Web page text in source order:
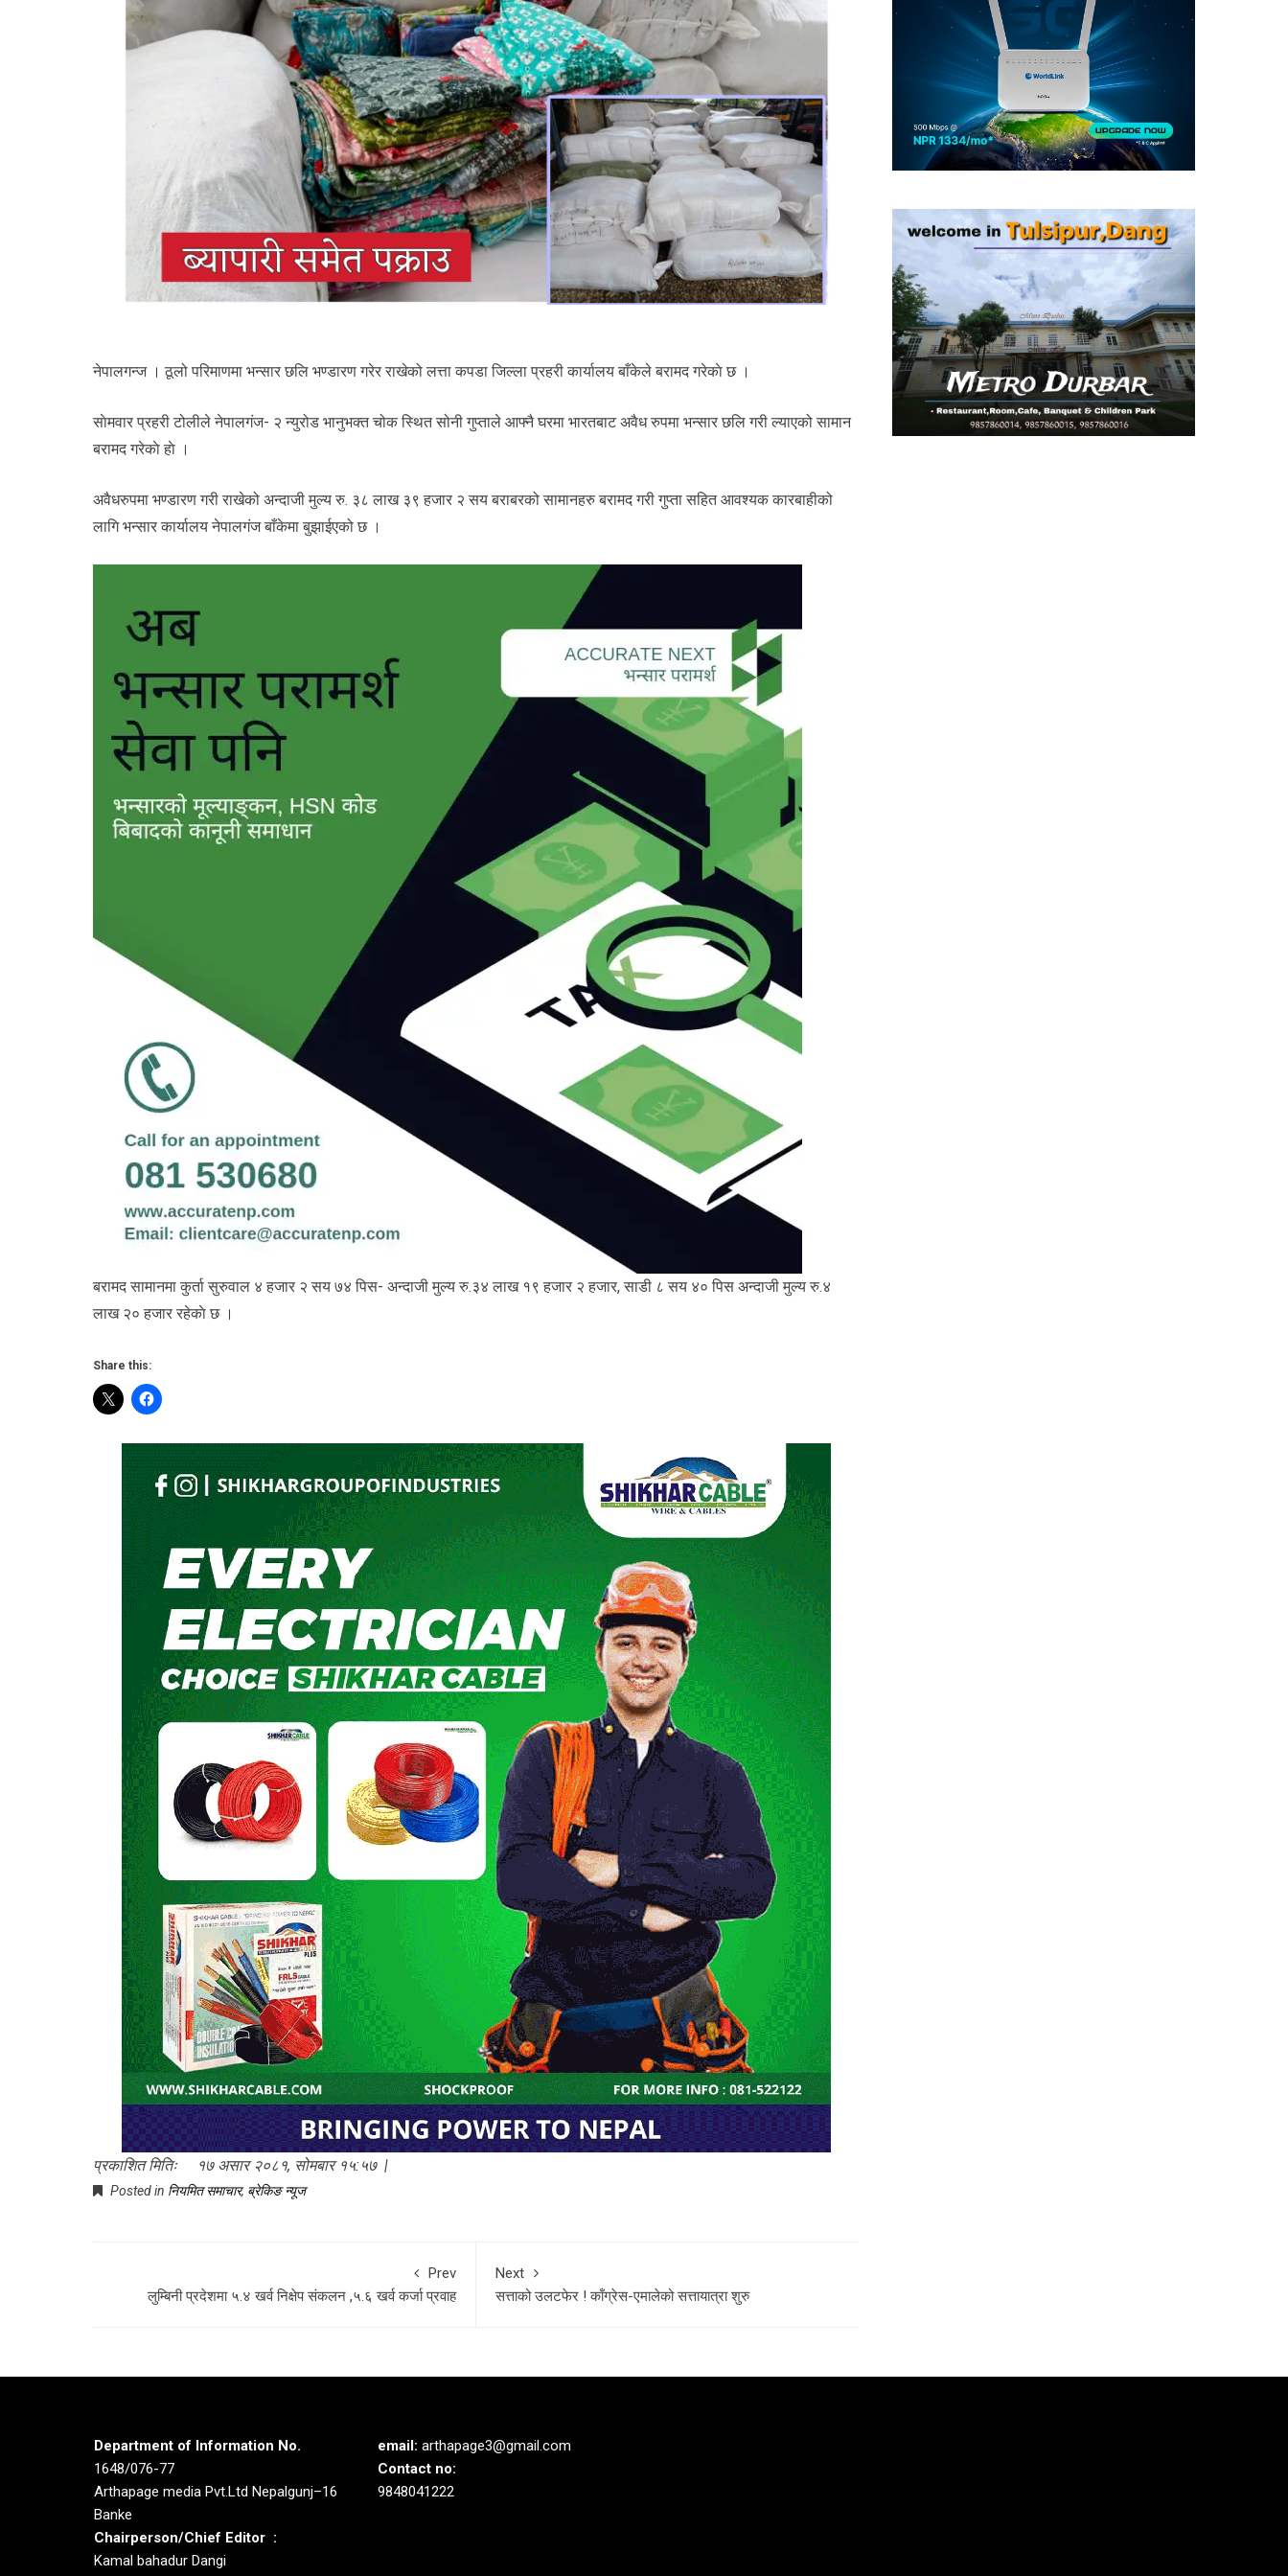
नेपालगन्ज । ठूलो परिमाणमा भन्सार छलि भण्डारण गरेर राखेको लत्ता कपडा जिल्ला प्रहरी कार्यालय बाँकेले बरामद गरेकाे छ ।
साेमवार प्रहरी टोलीले नेपालगंज- २ न्युरोड भानुभक्त चोक स्थित सोनी गुप्ताले आफ्नै घरमा भारतबाट अवैध रुपमा भन्सार छलि गरी ल्याएको सामान
बरामद गरेकाे हाे ।
अवैधरुपमा भण्डारण गरी राखेको अन्दाजी मुल्य रु. ३८ लाख ३९ हजार २ सय बराबरको सामानहरु बरामद गरी गुप्ता सहित आवश्यक कारबाहीको
लागि भन्सार कार्यालय नेपालगंज बाँकेमा बुझाईएको छ ।
बरामद सामानमा कुर्ता सुरुवाल ४ हजार २ सय ७४ पिस- अन्दाजी मुल्य रु.३४ लाख १९ हजार २ हजार, साडी ८ सय ४० पिस अन्दाजी मुल्य रु.४
लाख २० हजार रहेकाे छ ।
Share this:
प्रकाशित मितिः १७ असार २०८१, सोमबार १५:५७ |
Posted in नियमित समाचार, ब्रेकिङ न्यूज
Prev
लुम्बिनी प्रदेशमा ५.४ खर्व निक्षेप संकलन ,५.६ खर्व कर्जा प्रवाह
Next
सत्ताको उलटफेर ! काँग्रेस-एमालेको सत्तायात्रा शुरु
Department of Information No.
1648/076-77
Arthapage media Pvt.Ltd Nepalgunj–16
Banke
Chairperson/Chief Editor :
Kamal bahadur Dangi
email: arthapage3@gmail.com
Contact no:
9848041222